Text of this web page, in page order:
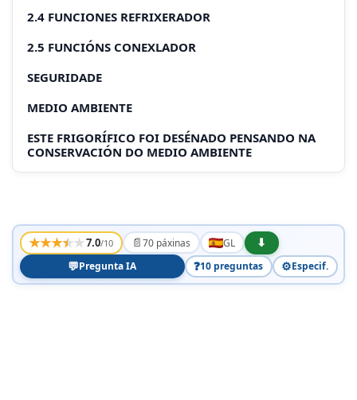
2.4 FUNCIONES REFRIXERADOR
2.5 FUNCIÓNS CONEXLADOR
SEGURIDADE
MEDIO AMBIENTE
ESTE FRIGORÍFICO FOI DESÉNADO PENSANDO NA
CONSERVACIÓN DO MEDIO AMBIENTE
★★★★★7.0/10 📄70 páxinas GL
⬇
💬Pregunta IA ❓10 preguntas ⚙️Especif.